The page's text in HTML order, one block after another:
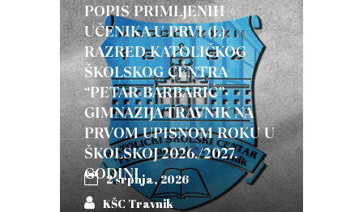
POPIS PRIMLJENIH
UČENIKA U PRVI (I.)
RAZRED KATOLIČKOG
ŠKOLSKOG CENTRA
“PETAR BARBARIĆ”-
GIMNAZIJA TRAVNIK NA
PRVOM UPISNOM ROKU U
ŠKOLSKOJ 2026./2027.
GODINI
2 srpnja, 2026
KŠC Travnik